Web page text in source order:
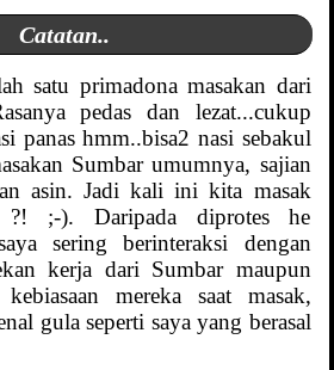
Catatan..
satu primadona masakan dari
pedas dan lezat...cukup
panas hmm..bisa2 nasi sebakul
Sumbar umumnya, sajian
asin. Jadi kali ini kita masak
;-). Daripada diprotes he
sering berinteraksi dengan
kerja dari Sumbar maupun
mereka saat masak,
gula seperti saya yang berasal